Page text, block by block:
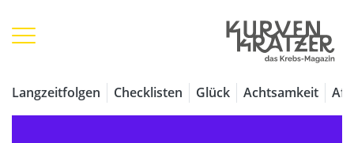
Langzeitfolgen Checklisten Glück Achtsamkeit